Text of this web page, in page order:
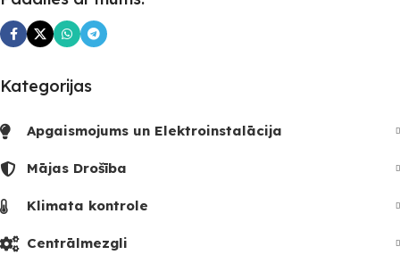
Kategorijas
Apgaismojums un Elektroinstalācija
Mājas Drošība
Klimata kontrole
Centrālmezgli